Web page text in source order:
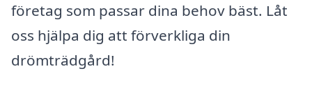
företag som passar dina behov bäst. Låt
oss hjälpa dig att förverkliga din
drömträdgård!